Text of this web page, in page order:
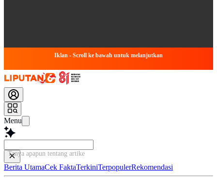
Iklan - Scroll ke bawah untuk melanjutkan
Menu
Tanya apapun tentang artikel ini...
Berita UtamaCek FaktaTerkiniTerpopulerRekomendasi